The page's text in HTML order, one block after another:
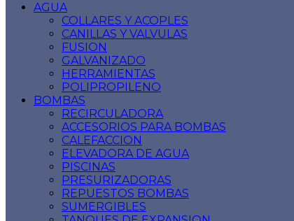
AGUA
COLLARES Y ACOPLES
CANILLAS Y VALVULAS
FUSION
GALVANIZADO
HERRAMIENTAS
POLIPROPILENO
BOMBAS
RECIRCULADORA
ACCESORIOS PARA BOMBAS
CALEFACCION
ELEVADORA DE AGUA
PISCINAS
PRESURIZADORAS
REPUESTOS BOMBAS
SUMERGIBLES